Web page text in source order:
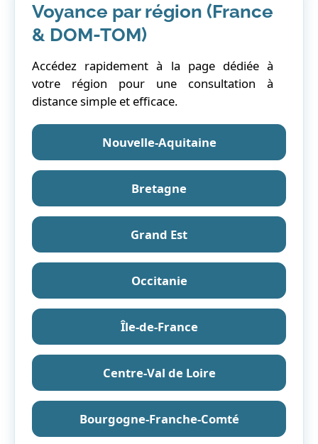
Voyance par région (France
& DOM-TOM)
Accédez rapidement à la page dédiée à
votre région pour une consultation à
distance simple et efficace.
Nouvelle-Aquitaine
Bretagne
Grand Est
Occitanie
Île-de-France
Centre-Val de Loire
Bourgogne-Franche-Comté